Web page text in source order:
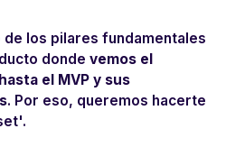
de los pilares fundamentales
donde vemos el
el MVP y sus
. Por eso, queremos hacerte